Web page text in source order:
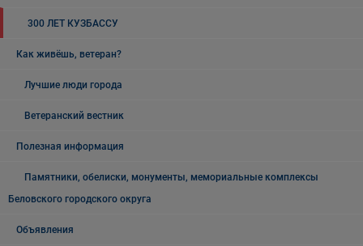
300 ЛЕТ КУЗБАССУ
Как живёшь, ветеран?
Лучшие люди города
Ветеранский вестник
Полезная информация
Памятники, обелиски, монументы, мемориальные комплексы
Беловского городского округа
Объявления